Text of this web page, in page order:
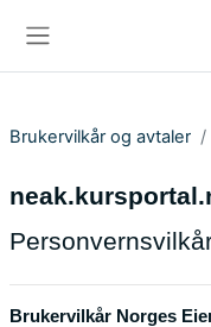
Brukervilkår og avtaler
Brukervilkår Norges